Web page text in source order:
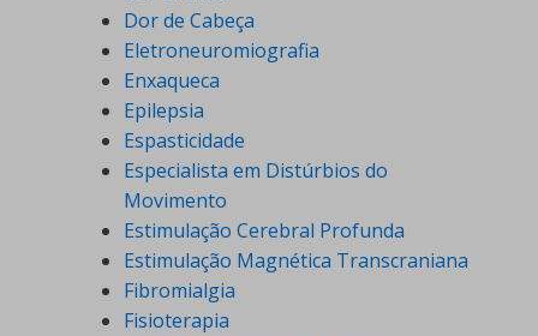
Dor de Cabeça
Eletroneuromiografia
Enxaqueca
Epilepsia
Espasticidade
Especialista em Distúrbios do
Movimento
Estimulação Cerebral Profunda
Estimulação Magnética Transcraniana
Fibromialgia
Fisioterapia